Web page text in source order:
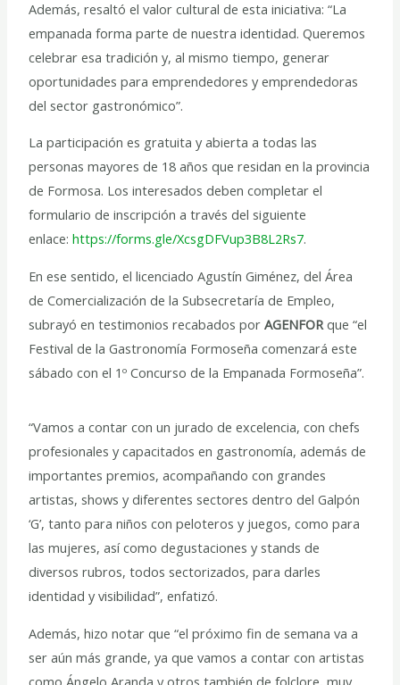
Además, resaltó el valor cultural de esta iniciativa: “La
empanada forma parte de nuestra identidad. Queremos
celebrar esa tradición y, al mismo tiempo, generar
oportunidades para emprendedores y emprendedoras
del sector gastronómico”.
La participación es gratuita y abierta a todas las
personas mayores de 18 años que residan en la provincia
de Formosa. Los interesados deben completar el
formulario de inscripción a través del siguiente
enlace:https://forms.gle/XcsgDFVup3B8L2Rs7.
En ese sentido, el licenciado Agustín Giménez, del Área
de Comercialización de la Subsecretaría de Empleo,
subrayó en testimonios recabados porAGENFORque “el
Festival de la Gastronomía Formoseña comenzará este
sábado con el 1º Concurso de la Empanada Formoseña”.
“Vamos a contar con un jurado de excelencia, con chefs
profesionales y capacitados en gastronomía, además de
importantes premios, acompañando con grandes
artistas, shows y diferentes sectores dentro del Galpón
‘G’, tanto para niños con peloteros y juegos, como para
las mujeres, así como degustaciones y stands de
diversos rubros, todos sectorizados, para darles
identidad y visibilidad”, enfatizó.
Además, hizo notar que “el próximo fin de semana va a
ser aún más grande, ya que vamos a contar con artistas